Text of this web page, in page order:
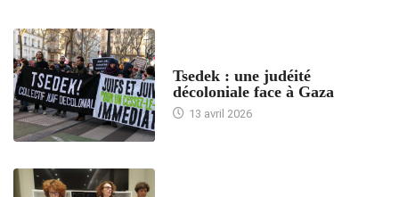
Tsedek : une judéité
décoloniale face à Gaza
13 avril 2026